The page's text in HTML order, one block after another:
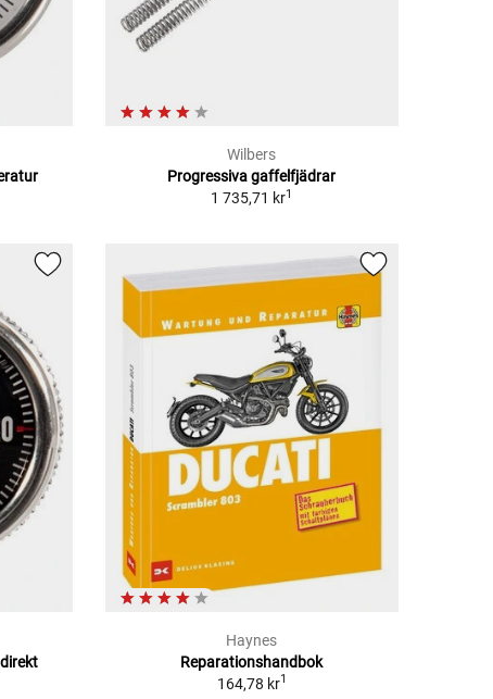
Wilbers
Progressiva gaffelfjädrar
1 735,71 kr1
Haynes
Reparationshandbok
164,78 kr1